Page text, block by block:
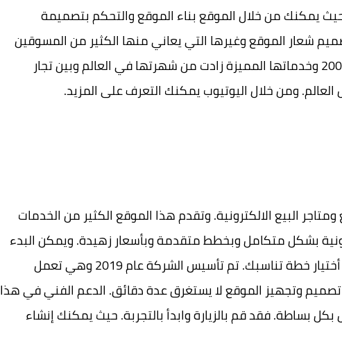
يمكنك من خلال الموقع بناء الموقع والتحكم بتصميمة
شعار الموقع وغيرها التي يعاني منها الكثير من المسوقين
عبر الإنترنت. تم تأسيس الشركة في عام 2006 وخدماتها المميزة زادت من شهرتها في العالم وبين تجار
ومن خلال اليوتيوب يمكنك التعرف على المزيد.
البيع الالكترونية. وتقدم هذا الموقع الكثير من الخدمات
بشكل متكامل وبخطط متقدمة وبأسعار زهيدة. ويمكن البدء
بشكل مجاني من باب التجربة ومن بعدها أختيار خطة تناسبك. تم تأسيس الشركة عام 2019 وهي تعمل
وتجهيز الموقع لا يستغرق عدة دقائق. الدعم الفني في هذا
بساطة. فقد قم بالزيارة وابدأ بالتجربة. حيث يمكنك إنشاء